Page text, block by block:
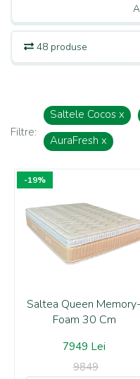
48 produse
Filtre:
Saltele Cocos x
AuraFresh x
-19%
Saltea Queen Memory-
Foam 30 Cm
7949 Lei
9849